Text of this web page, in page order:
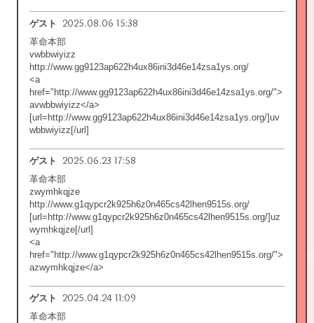
ゲスト 2025.08.06 15:38
革命本部
vwbbwiyizz
http://www.gg9123ap622h4ux86ini3d46e14zsa1ys.org/
<a
href="http://www.gg9123ap622h4ux86ini3d46e14zsa1ys.org/">
avwbbwiyizz</a>
[url=http://www.gg9123ap622h4ux86ini3d46e14zsa1ys.org/]uv
wbbwiyizz[/url]
ゲスト 2025.06.23 17:58
革命本部
zwymhkqjze
http://www.g1qypcr2k925h6z0n465cs42lhen9515s.org/
[url=http://www.g1qypcr2k925h6z0n465cs42lhen9515s.org/]uz
wymhkqjze[/url]
<a
href="http://www.g1qypcr2k925h6z0n465cs42lhen9515s.org/">
azwymhkqjze</a>
ゲスト 2025.04.24 11:09
革命本部